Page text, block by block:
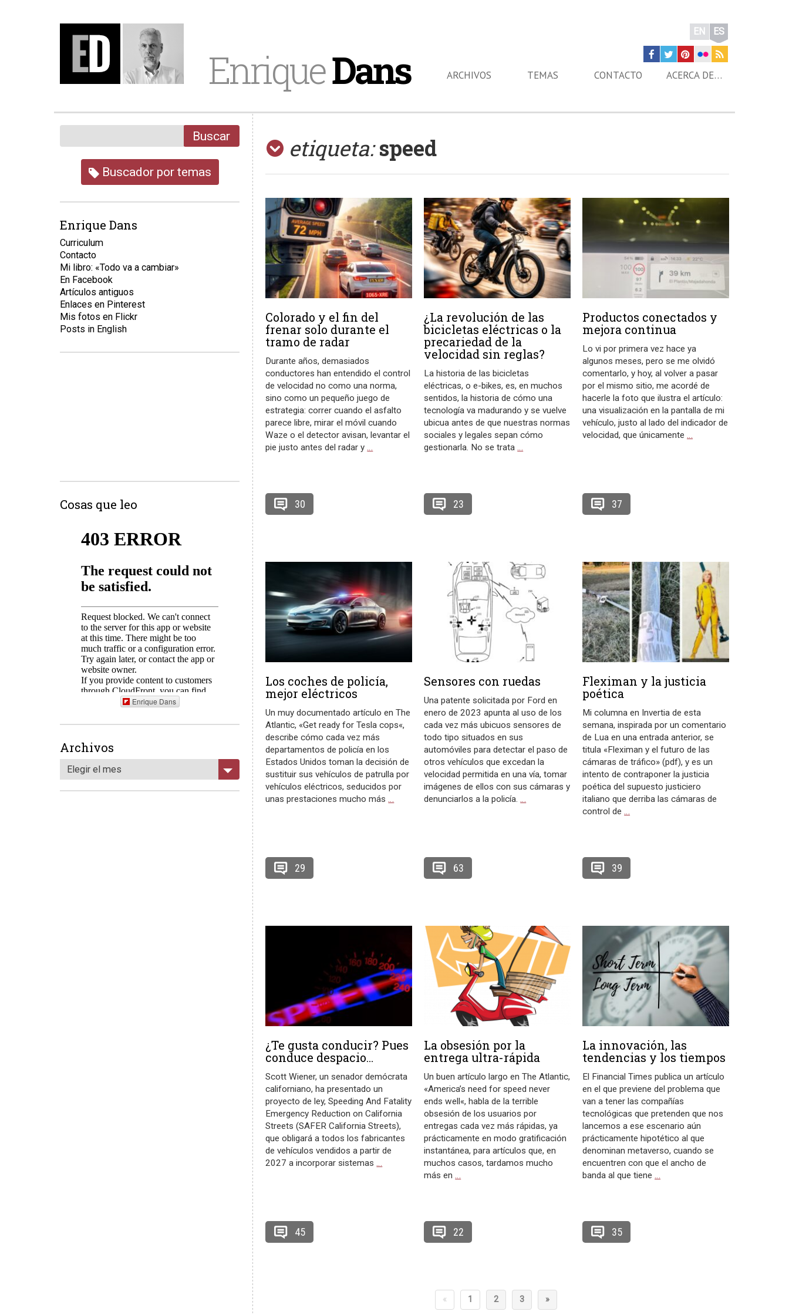
EnriqueDans
EN ES
ARCHIVOS TEMAS CONTACTO ACERCA DE…
etiqueta: speed
Colorado y el fin del
frenar solo durante el
tramo de radar
Durante años, demasiados
conductores han entendido el control
de velocidad no como una norma,
sino como un pequeño juego de
estrategia: correr cuando el asfalto
parece libre, mirar el móvil cuando
Waze o el detector avisan, levantar el
pie justo antes del radar y…
30
¿La revolución de las
bicicletas eléctricas o la
precariedad de la
velocidad sin reglas?
La historia de las bicicletas
eléctricas, o e-bikes, es, en muchos
sentidos, la historia de cómo una
tecnología va madurando y se vuelve
ubicua antes de que nuestras normas
sociales y legales sepan cómo
gestionarla. No se trata…
23
Productos conectados y
mejora continua
Lo vi por primera vez hace ya
algunos meses, pero se me olvidó
comentarlo, y hoy, al volver a pasar
por el mismo sitio, me acordé de
hacerle la foto que ilustra el artículo:
una visualización en la pantalla de mi
vehículo, justo al lado del indicador de
velocidad, que únicamente…
37
Los coches de policía,
mejor eléctricos
Un muy documentado artículo en The
Atlantic, «Get ready for Tesla cops«,
describe cómo cada vez más
departamentos de policía en los
Estados Unidos toman la decisión de
sustituir sus vehículos de patrulla por
vehículos eléctricos, seducidos por
unas prestaciones mucho más…
29
Sensores con ruedas
Una patente solicitada por Ford en
enero de 2023 apunta al uso de los
cada vez más ubicuos sensores de
todo tipo situados en sus
automóviles para detectar el paso de
otros vehículos que excedan la
velocidad permitida en una vía, tomar
imágenes de ellos con sus cámaras y
denunciarlos a la policía.…
63
Fleximan y la justicia
poética
Mi columna en Invertia de esta
semana, inspirada por un comentario
de Lua en una entrada anterior, se
titula «Fleximan y el futuro de las
cámaras de tráfico» (pdf), y es un
intento de contraponer la justicia
poética del supuesto justiciero
italiano que derriba las cámaras de
control de…
39
¿Te gusta conducir? Pues
conduce despacio…
Scott Wiener, un senador demócrata
californiano, ha presentado un
proyecto de ley, Speeding And Fatality
Emergency Reduction on California
Streets (SAFER California Streets),
que obligará a todos los fabricantes
de vehículos vendidos a partir de
2027 a incorporar sistemas…
45
La obsesión por la
entrega ultra-rápida
Un buen artículo largo en The Atlantic,
«America’s need for speed never
ends well«, habla de la terrible
obsesión de los usuarios por
entregas cada vez más rápidas, ya
prácticamente en modo gratificación
instantánea, para artículos que, en
muchos casos, tardamos mucho
más en…
22
La innovación, las
tendencias y los tiempos
El Financial Times publica un artículo
en el que previene del problema que
van a tener las compañías
tecnológicas que pretenden que nos
lancemos a ese escenario aún
prácticamente hipotético al que
denominan metaverso, cuando se
encuentren con que el ancho de
banda al que tiene…
35
« 1 2 3 »
Buscar
Buscador por temas
Enrique Dans
Curriculum
Contacto
Mi libro: «Todo va a cambiar»
En Facebook
Artículos antiguos
Enlaces en Pinterest
Mis fotos en Flickr
Posts in English
Cosas que leo
Enrique Dans
Archivos
Elegir el mes